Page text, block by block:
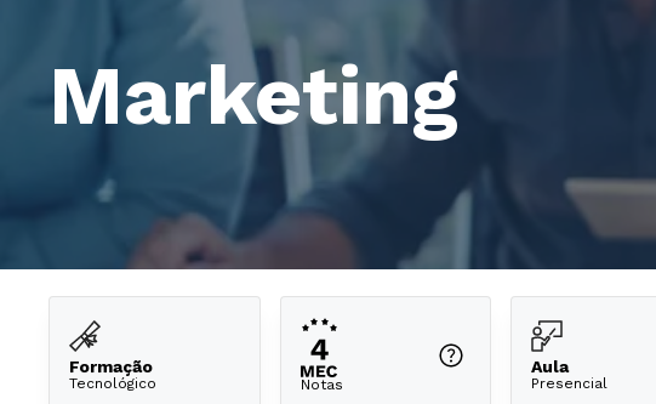
Marketing
Formação
Tecnológico Notas
Aula
Presencial